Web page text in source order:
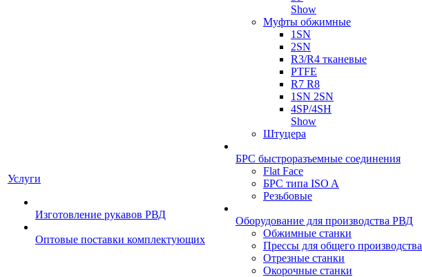
Услуги
Изготовление рукавов РВД
Оптовые поставки комплектующих
Show
Муфты обжимные
1SN
2SN
R3/R4 тканевые
PTFE
R7 R8
1SN 2SN
4SP/4SH
Show
Штуцера
БРС быстроразъемные соединения
Flat Face
БРС типа ISO A
Резьбовые
Оборудование для производства РВД
Обжимные станки
Прессы для общего производства
Отрезные станки
Окорочные станки